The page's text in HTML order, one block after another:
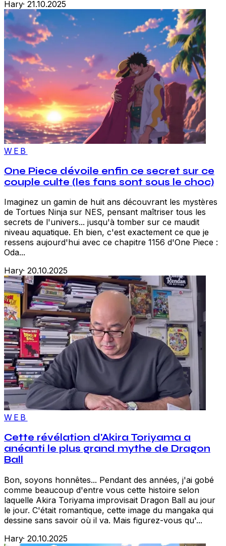
Hary· 21.10.2025
WEB
One Piece dévoile enfin ce secret sur ce
couple culte (les fans sont sous le choc)
Imaginez un gamin de huit ans découvrant les mystères
de Tortues Ninja sur NES, pensant maîtriser tous les
secrets de l'univers... jusqu'à tomber sur ce maudit
niveau aquatique. Eh bien, c'est exactement ce que je
ressens aujourd'hui avec ce chapitre 1156 d'One Piece :
Oda...
Hary· 20.10.2025
WEB
Cette révélation d'Akira Toriyama a
anéanti le plus grand mythe de Dragon
Ball
Bon, soyons honnêtes... Pendant des années, j'ai gobé
comme beaucoup d'entre vous cette histoire selon
laquelle Akira Toriyama improvisait Dragon Ball au jour
le jour. C'était romantique, cette image du mangaka qui
dessine sans savoir où il va. Mais figurez-vous qu'...
Hary· 20.10.2025